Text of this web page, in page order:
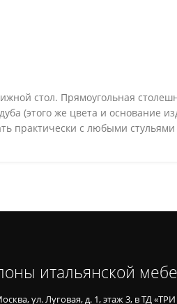
стол. Прямоугольная
(этого же цвета и основание
практически с любыми
итальянской
ул. Луговая, д. 1, этаж 3, в ТД